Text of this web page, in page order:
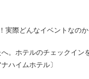
実際どんなイベントなのか
。ホテルのチェックイン
ハイムホテル〕